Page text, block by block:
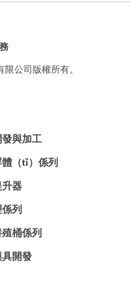
公司版權所有。
與加工
（tǐ）係列
升器
列
桶係列
開發